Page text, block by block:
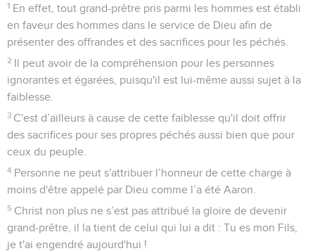
1 En effet, tout grand-prêtre pris parmi les hommes est établi
en faveur des hommes dans le service de Dieu afin de
présenter des offrandes et des sacrifices pour les péchés.
2 Il peut avoir de la compréhension pour les personnes
ignorantes et égarées, puisqu'il est lui-même aussi sujet à la
faiblesse.
3 C'est d’ailleurs à cause de cette faiblesse qu'il doit offrir
des sacrifices pour ses propres péchés aussi bien que pour
ceux du peuple.
4 Personne ne peut s'attribuer l’honneur de cette charge à
moins d'être appelé par Dieu comme l’a été Aaron.
5 Christ non plus ne s’est pas attribué la gloire de devenir
grand-prêtre, il la tient de celui qui lui a dit : Tu es mon Fils,
je t'ai engendré aujourd'hui !